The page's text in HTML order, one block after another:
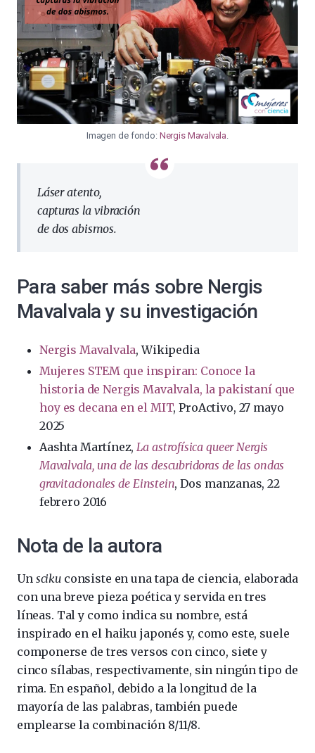
Imagen de fondo: Nergis Mavalvala.
Láser atento,
capturas la vibración
de dos abismos.
Para saber más sobre Nergis
Mavalvala y su investigación
Nergis Mavalvala, Wikipedia
Mujeres STEM que inspiran: Conoce la
historia de Nergis Mavalvala, la pakistaní que
hoy es decana en el MIT, ProActivo, 27 mayo
2025
Aashta Martínez,La astrofísica queer Nergis
Mavalvala, una de las descubridoras de las ondas
gravitacionales de Einstein, Dos manzanas, 22
febrero 2016
Nota de la autora
Un scikuconsiste en una tapa de ciencia, elaborada
con una breve pieza poética y servida en tres
líneas. Tal y como indica su nombre, está
inspirado en el haiku japonés y, como este, suele
componerse de tres versos con cinco, siete y
cinco sílabas, respectivamente, sin ningún tipo de
rima. En español, debido a la longitud de la
mayoría de las palabras, también puede
emplearse la combinación 8/11/8.